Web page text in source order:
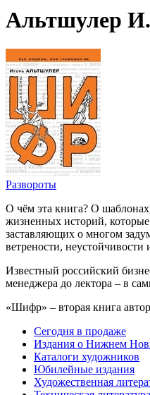
Альтшулер
Развороты
О чём эта книга? О
жизненных историй,
заставляющих о многом
ветрености, неустойчивости
Известный российский
менеджера до лектора – в
«Шифр» – вторая книга
Сегодня в продаже
Издания о Нижнем
Каталоги художников
Юбилейные издания
Художественная